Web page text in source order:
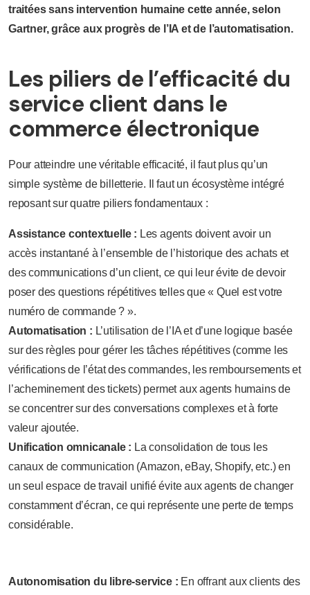
traitées sans intervention humaine cette année, selon
Gartner, grâce aux progrès de l’IA et de l’automatisation.
Les piliers de l’efficacité du
service client dans le
commerce électronique
Pour atteindre une véritable efficacité, il faut plus qu’un
simple système de billetterie. Il faut un écosystème intégré
reposant sur quatre piliers fondamentaux :
Assistance contextuelle : Les agents doivent avoir un
accès instantané à l’ensemble de l’historique des achats et
des communications d’un client, ce qui leur évite de devoir
poser des questions répétitives telles que « Quel est votre
numéro de commande ? ».
Automatisation : L’utilisation de l’IA et d’une logique basée
sur des règles pour gérer les tâches répétitives (comme les
vérifications de l’état des commandes, les remboursements et
l’acheminement des tickets) permet aux agents humains de
se concentrer sur des conversations complexes et à forte
valeur ajoutée.
Unification omnicanale : La consolidation de tous les
canaux de communication (Amazon, eBay, Shopify, etc.) en
un seul espace de travail unifié évite aux agents de changer
constamment d’écran, ce qui représente une perte de temps
considérable.
Autonomisation du libre-service : En offrant aux clients des